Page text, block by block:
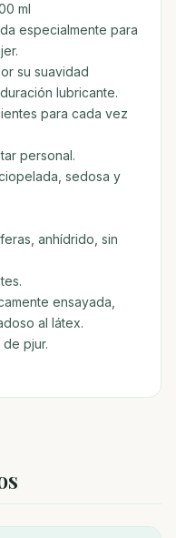
ml
especialmente para
su suavidad
lubricante.
para cada vez
personal.
sedosa y
anhídrido, sin
ensayada,
al látex.
pjur.